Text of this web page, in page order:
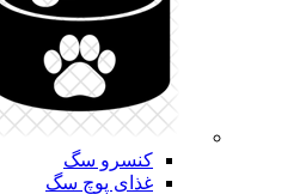
کنسرو سگ
غذای پوچ سگ